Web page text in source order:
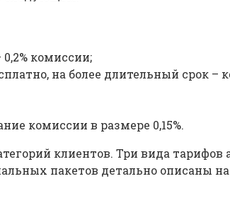
комиссии;
на более длительный срок –
комиссии в размере 0,15%.
клиентов. Три вида тарифов
пакетов детально описаны